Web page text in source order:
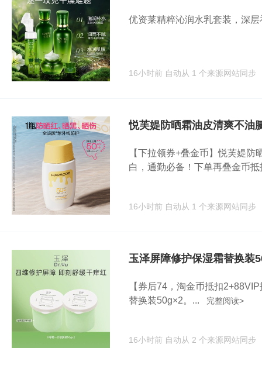
优资莱精粹沁润水乳套装，深
16小时前 自动从 1 个来源网站同步
悦芙媞防晒霜油皮清爽不油
【下拉领券+叠金币】悦芙媞
白，通勤必备！下单再叠金币抵
16小时前 自动从 1 个来源网站同步
玉泽屏障修护保湿霜替换装
【券后74，淘金币抵扣
替换装50g×2。...
完整阅读>
16小时前 自动从 2 个来源网站同步